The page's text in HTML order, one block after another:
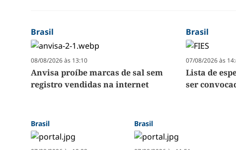
Brasil
08/08/2026 às 13:10
Anvisa proíbe marcas de sal sem
registro vendidas na internet
Brasil
07/08/2026 às
Lista de
ser
Brasil Brasil